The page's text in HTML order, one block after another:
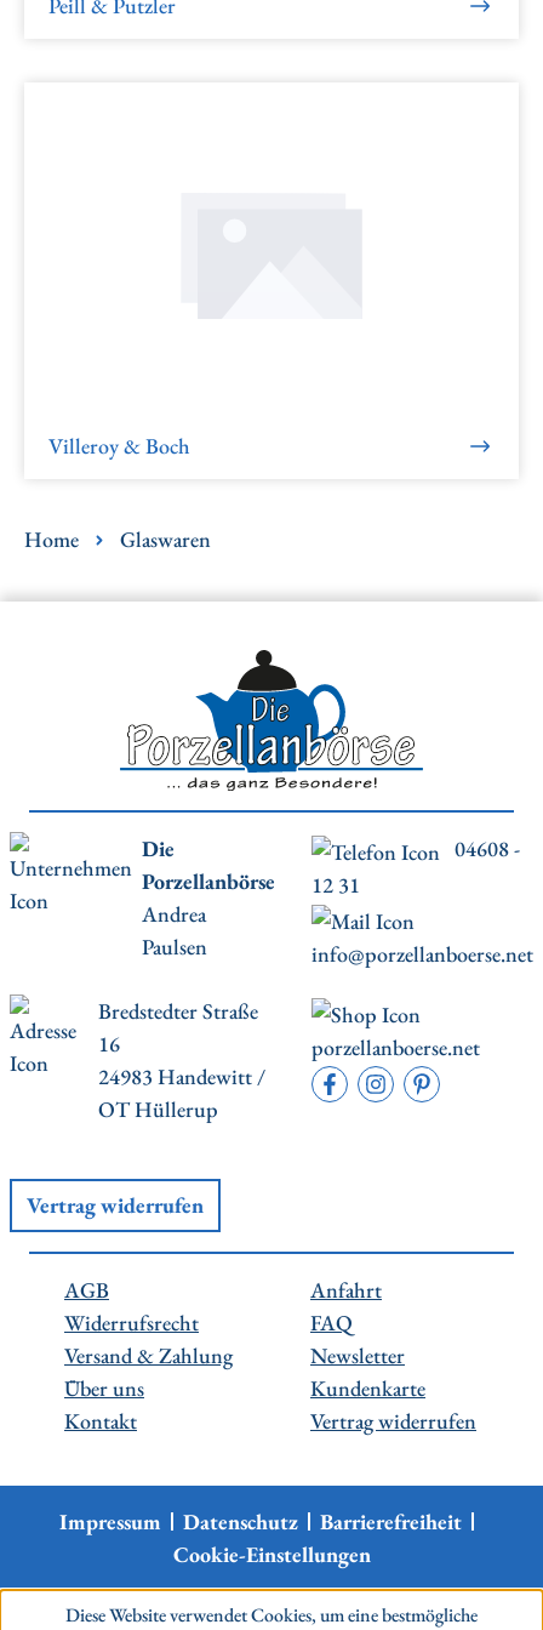
Peill & Putzler
Villeroy & Boch
Home Glaswaren
Die
Porzellanbörse
Andrea
Paulsen
04608 -
12 31
info@porzellanboerse.net
Bredstedter Straße
16
24983 Handewitt /
OT Hüllerup
porzellanboerse.net
Vertrag widerrufen
AGB
Widerrufsrecht
Versand & Zahlung
Über uns
Kontakt
Anfahrt
FAQ
Newsletter
Kundenkarte
Vertrag widerrufen
Impressum Datenschutz
Barrierefreiheit
Cookie-Einstellungen
Diese Website verwendet Cookies, um eine bestmögliche